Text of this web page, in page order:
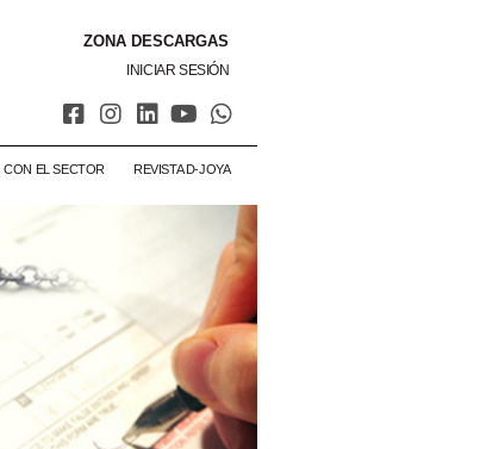
ZONA DESCARGAS
INICIAR SESIÓN
CON EL SECTOR REVISTA D-JOYA